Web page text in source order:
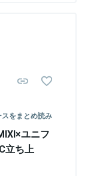
をまとめ読み
ユニフ
立ち上